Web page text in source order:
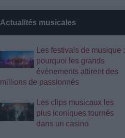
Actualités musicales
Les festivals de musique :
pourquoi les grands
événements attirent des
millions de passionnés
Les clips musicaux les
plus iconiques tournés
dans un casino